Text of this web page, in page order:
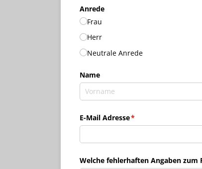
Anrede
Frau
Herr
Neutrale Anrede
Name
E-Mail Adresse*
(erforderlich)
Welche fehlerhaften Angaben